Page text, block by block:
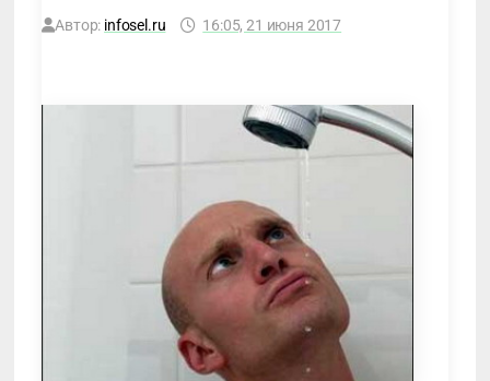
Автор: infosel.ru 16:05, 21 июня 2017